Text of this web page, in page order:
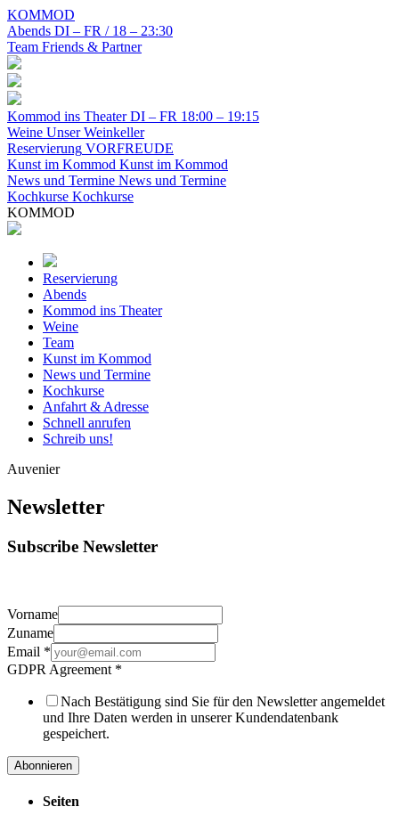
KOMMOD
Abends DI – FR / 18 – 23:30
Team Friends & Partner
Kommod ins Theater DI – FR 18:00 – 19:15
Weine Unser Weinkeller
Reservierung VORFREUDE
Kunst im Kommod Kunst im Kommod
News und Termine News und Termine
Kochkurse Kochkurse
KOMMOD
Reservierung
Abends
Kommod ins Theater
Weine
Team
Kunst im Kommod
News und Termine
Kochkurse
Anfahrt & Adresse
Schnell anrufen
Schreib uns!
Auvenier
Newsletter
Subscribe Newsletter
Vorname
Zuname
Email *
GDPR Agreement *
Nach Bestätigung sind Sie für den Newsletter angemeldet
und Ihre Daten werden in unserer Kundendatenbank
gespeichert.
Abonnieren
Seiten